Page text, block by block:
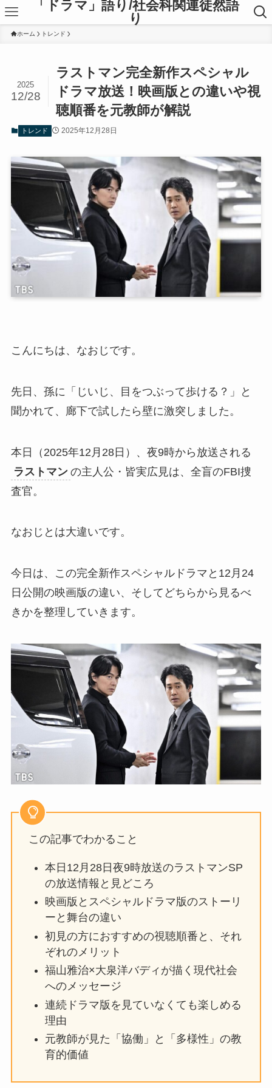
「ドラマ」語り/社会科関連徒然語
り
ホーム トレンド
ラストマン完全新作スペシャル
ドラマ放送！映画版との違いや視
聴順番を元教師が解説
2025
12/28
トレンド 2025年12月28日
こんにちは、なおじです。
先日、孫に「じいじ、目をつぶって歩ける？」と
聞かれて、廊下で試したら壁に激突しました。
本日（2025年12月28日）、夜9時から放送される
ラストマン の主人公・皆実広見は、全盲のFBI捜
査官。
なおじとは大違いです。
今日は、この完全新作スペシャルドラマと12月24
日公開の映画版の違い、そしてどちらから見るべ
きかを整理していきます。
この記事でわかること
本日12月28日夜9時放送のラストマンSP
の放送情報と見どころ
映画版とスペシャルドラマ版のストーリ
ーと舞台の違い
初見の方におすすめの視聴順番と、それ
ぞれのメリット
福山雅治×大泉洋バディが描く現代社会
へのメッセージ
連続ドラマ版を見ていなくても楽しめる
理由
元教師が見た「協働」と「多様性」の教
育的価値